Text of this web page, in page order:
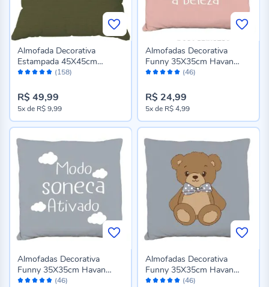
Avaliação: (158)
Almofada Decorativa
Estampada 45X45cm
Naturalle Havan Casa -
R$ 49,99
5xde R$ 9,99
Avaliação: (46)
Almofadas Decorativa
Funny 35X35cm Havan
Baby - Princesa Rosa
R$ 24,99
5xde R$ 4,99
Avaliação: (46)
Almofadas Decorativa
Funny 35X35cm Havan
Baby - Soneca Azul
Avaliação: (46)
Almofadas Decorativa
Funny 35X35cm Havan
Baby - Urso Azul